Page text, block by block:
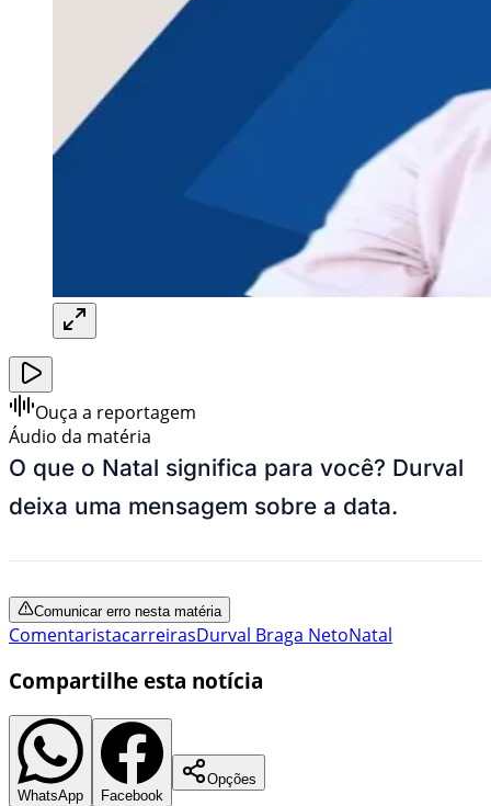
Ouça a reportagem
Áudio da matéria
O que o Natal significa para você? Durval
deixa uma mensagem sobre a data.
Comunicar erro nesta matéria
ComentaristacarreirasDurval Braga NetoNatal
Compartilhe esta notícia
WhatsApp Facebook
Opções